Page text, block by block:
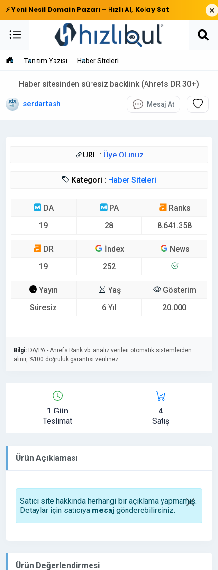
⚡ Yeni Nesil Domain Pazarı – Hızlı Al, Kolay Sat ×
Tanıtım Yazısı Haber Siteleri
Haber sitesinden süresiz backlink (Ahrefs DR 30+)
serdartash Mesaj At
URL : Üye Olunuz
Kategori : Haber Siteleri
DA
19
PA
28
Ranks
8.641.358
DR
19
İndex
252
News
Yayın
Süresiz
Yaş
6 Yıl
Gösterim
20.000
Bilgi: DA/PA - Ahrefs Rank vb. analiz verileri otomatik sistemlerden
alınır, %100 doğruluk garantisi verilmez.
1 Gün
Teslimat
4
Satış
Ürün Açıklaması
Satıcı site hakkında herhangi bir açıklama yapmamış.
Detaylar için satıcıya mesaj gönderebilirsiniz.
Ürün Değerlendirmesi